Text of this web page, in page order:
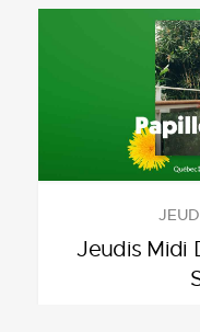
Jeudis Midi